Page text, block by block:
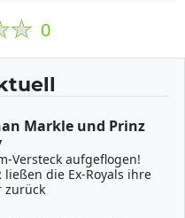
0
Markle und Prinz
Versteck aufgeflogen!
ließen die Ex-Royals ihre
zurück